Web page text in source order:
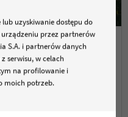
lub podobnych
zapewnienia dostępu do
tym profilowania, w celach
usług oraz
w tym dowodowych,
i eliminowania
wynikających z
uzyskiwanie dostępu do
przez partnerów
S.A. i partnerów danych
serwisu, w celach
na profilowanie i
moich potrzeb.